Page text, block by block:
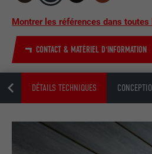
Montrer les références dans toutes
CONTACT & MATÉRIEL D'INFORMATION
DÉTAILS TECHNIQUES